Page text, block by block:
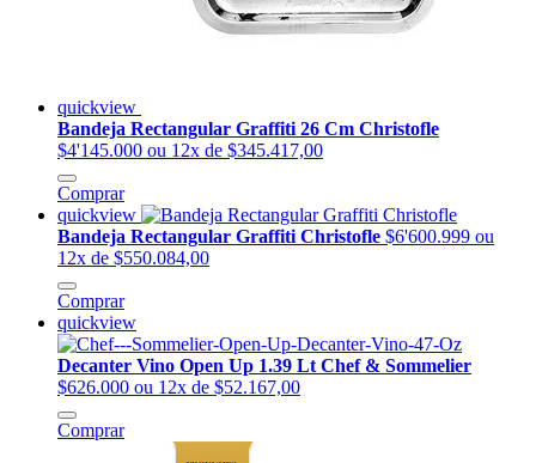
quickview
Bandeja Rectangular Graffiti 26 Cm Christofle
$4'145.000 ou 12x de $345.417,00
Comprar
quickview
Bandeja Rectangular Graffiti Christofle $6'600.999 ou
12x de $550.084,00
Comprar
quickview
Decanter Vino Open Up 1.39 Lt Chef & Sommelier
$626.000 ou 12x de $52.167,00
Comprar